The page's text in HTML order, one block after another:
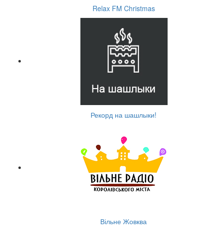
Relax FM Christmas
Рекорд на шашлыки!
Вільне Жовква